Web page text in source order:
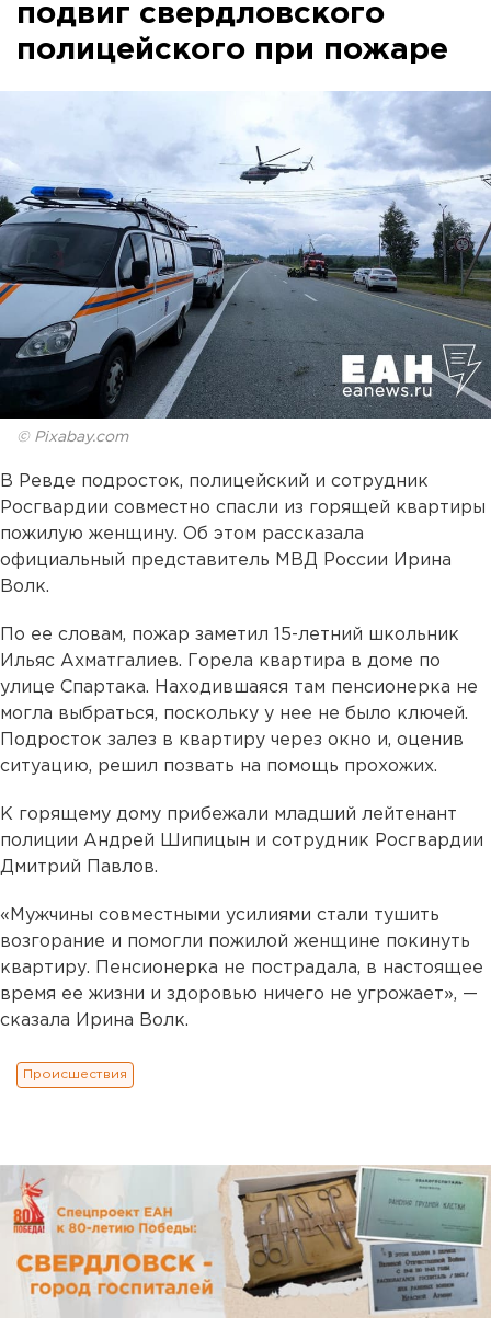
подвиг свердловского
полицейского при пожаре
© Pixabay.com
В Ревде подросток, полицейский и сотрудник
Росгвардии совместно спасли из горящей квартиры
пожилую женщину. Об этом рассказала
официальный представитель МВД России Ирина
Волк.
По ее словам, пожар заметил 15-летний школьник
Ильяс Ахматгалиев. Горела квартира в доме по
улице Спартака. Находившаяся там пенсионерка не
могла выбраться, поскольку у нее не было ключей.
Подросток залез в квартиру через окно и, оценив
ситуацию, решил позвать на помощь прохожих.
К горящему дому прибежали младший лейтенант
полиции Андрей Шипицын и сотрудник Росгвардии
Дмитрий Павлов.
«Мужчины совместными усилиями стали тушить
возгорание и помогли пожилой женщине покинуть
квартиру. Пенсионерка не пострадала, в настоящее
время ее жизни и здоровью ничего не угрожает», —
сказала Ирина Волк.
Происшествия